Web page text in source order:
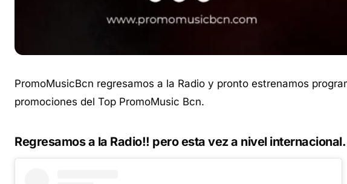
PromoMusicBcn regresamos a la Radio y pronto estrenamos
promociones del Top PromoMusic Bcn.
Regresamos a la Radio!! pero esta vez a nivel internacional.